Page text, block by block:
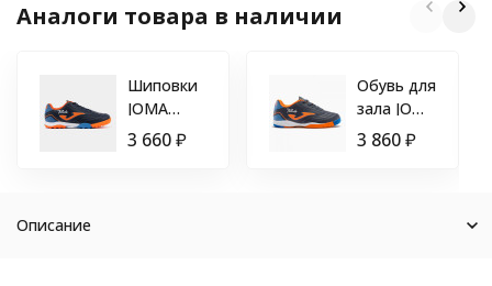
Аналоги товара в наличии
Шиповки
JOMA
TOLEDO
3 660₽
Обувь для
зала JOMA
TOLEDO
3 860₽
Описание